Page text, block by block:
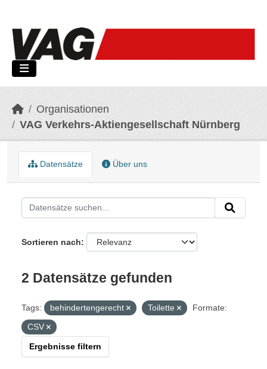
Organisationen
VAG Verkehrs-Aktiengesellschaft Nürnberg
Datensätze Über uns
Sortieren nach
2 Datensätze gefunden
Tags: behindertengerecht Toilette
Formate:
CSV
Ergebnisse filtern